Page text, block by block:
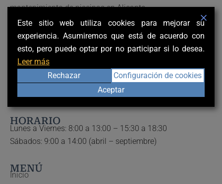
mantenimiento de piscinas en Alicante.
CONTACTO
Polígono Industrial Los Valeros
Calle Rio Taibilla 25.
03178 Benijófar, Alicante.
Teléfono:(+34) 966 710 428
clientes@piscinasaniplevante.com
HORARIO
Lunes a Viernes: 8:00 a 13:00 – 15:30 a 18:30
Sábados: 9:00 a 14:00 (abril – septiembre)
MENÚ
Inicio
Este sitio web utiliza cookies para mejorar su
experiencia. Asumiremos que está de acuerdo con
esto, pero puede optar por no participar si lo desea.
Leer más
Rechazar
Configuración de cookies
Aceptar